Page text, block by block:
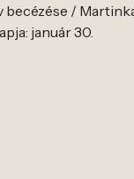
becézése /
január 30.